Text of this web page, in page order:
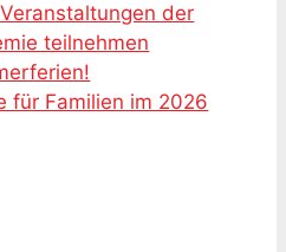
der
teilnehmen
für Familien im 2026